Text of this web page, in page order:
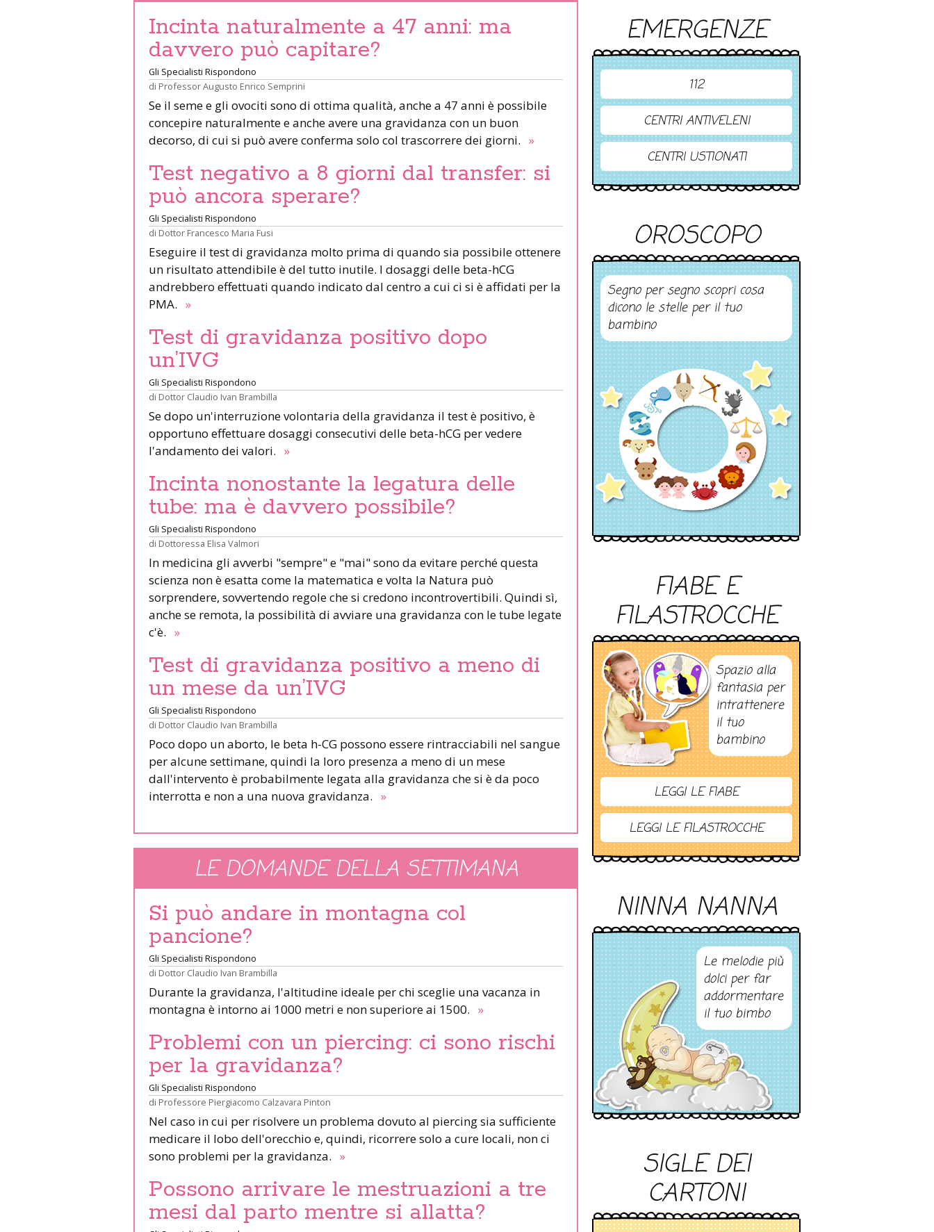
Incinta naturalmente a 47 anni: ma
davvero può capitare?
Gli Specialisti Rispondono
di Professor Augusto Enrico Semprini
Se il seme e gli ovociti sono di ottima qualità, anche a 47 anni è possibile
concepire naturalmente e anche avere una gravidanza con un buon
decorso, di cui si può avere conferma solo col trascorrere dei giorni. »
Test negativo a 8 giorni dal transfer: si
può ancora sperare?
Gli Specialisti Rispondono
di Dottor Francesco Maria Fusi
Eseguire il test di gravidanza molto prima di quando sia possibile ottenere
un risultato attendibile è del tutto inutile. I dosaggi delle beta-hCG
andrebbero effettuati quando indicato dal centro a cui ci si è affidati per la
PMA. »
Test di gravidanza positivo dopo
un’IVG
Gli Specialisti Rispondono
di Dottor Claudio Ivan Brambilla
Se dopo un'interruzione volontaria della gravidanza il test è positivo, è
opportuno effettuare dosaggi consecutivi delle beta-hCG per vedere
l'andamento dei valori. »
Incinta nonostante la legatura delle
tube: ma è davvero possibile?
Gli Specialisti Rispondono
di Dottoressa Elisa Valmori
In medicina gli avverbi "sempre" e "mai" sono da evitare perché questa
scienza non è esatta come la matematica e volta la Natura può
sorprendere, sovvertendo regole che si credono incontrovertibili. Quindi sì,
anche se remota, la possibilità di avviare una gravidanza con le tube legate
c'è. »
Test di gravidanza positivo a meno di
un mese da un’IVG
Gli Specialisti Rispondono
di Dottor Claudio Ivan Brambilla
Poco dopo un aborto, le beta h-CG possono essere rintracciabili nel sangue
per alcune settimane, quindi la loro presenza a meno di un mese
dall'intervento è probabilmente legata alla gravidanza che si è da poco
interrotta e non a una nuova gravidanza. »
LE DOMANDE DELLA SETTIMANA
Si può andare in montagna col
pancione?
Gli Specialisti Rispondono
di Dottor Claudio Ivan Brambilla
Durante la gravidanza, l'altitudine ideale per chi sceglie una vacanza in
montagna è intorno ai 1000 metri e non superiore ai 1500. »
Problemi con un piercing: ci sono rischi
per la gravidanza?
Gli Specialisti Rispondono
di Professore Piergiacomo Calzavara Pinton
Nel caso in cui per risolvere un problema dovuto al piercing sia sufficiente
medicare il lobo dell'orecchio e, quindi, ricorrere solo a cure locali, non ci
sono problemi per la gravidanza. »
Possono arrivare le mestruazioni a tre
mesi dal parto mentre si allatta?
EMERGENZE
112
CENTRI ANTIVELENI
CENTRI USTIONATI
OROSCOPO
Segno per segno scopri cosa
dicono le stelle per il tuo
bambino
FIABE E
FILASTROCCHE
Spazio alla
fantasia per
intrattenere
il tuo
bambino
LEGGI LE FIABE
LEGGI LE FILASTROCCHE
NINNA NANNA
Le melodie più
dolci per far
addormentare
il tuo bimbo
SIGLE DEI
CARTONI